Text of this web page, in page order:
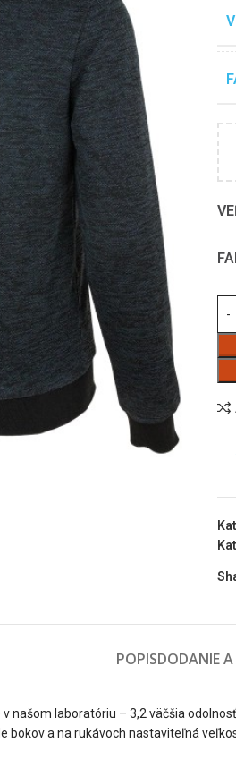
POPISDODANIE
našom laboratóriu – 3,2 väčšia
bokov a na rukávoch nastaviteľná